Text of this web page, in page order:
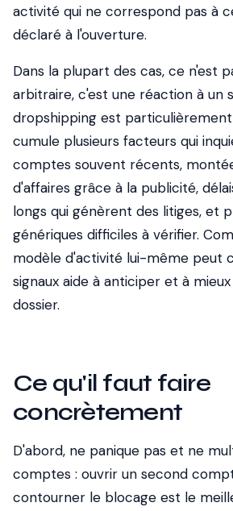
activité qui ne correspond pas à
déclaré à l'ouverture.
Dans la plupart des cas, ce n'est
arbitraire, c'est une réaction à un
dropshipping est
cumule plusieurs facteurs qui
comptes souvent récents,
d'affaires grâce à la publicité,
longs qui génèrent des litiges, et
génériques difficiles à vérifier.
modèle d'activité lui-même peut
signaux aide à anticiper et à
dossier.
Ce qu'il faut faire
concrètement
D'abord, ne panique pas et ne
comptes : ouvrir un second
contourner le blocage est le